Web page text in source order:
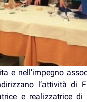
e nell’impegno
l’attività di
e realizzatrice di